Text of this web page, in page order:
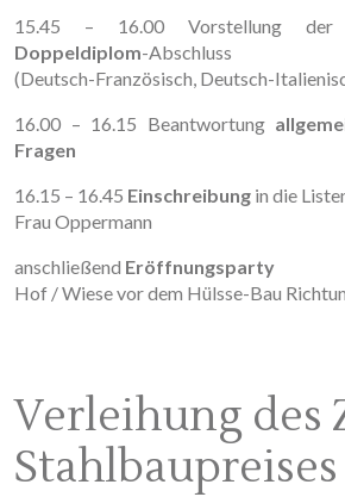
15.45 – 16.00 Vorstellung der
Doppeldiplom-Abschluss
(Deutsch-Französisch, Deutsch-
16.00 – 16.15 Beantwortung
Fragen
16.15 – 16.45 Einschreibung in die
Frau Oppermann
anschließend Eröffnungsparty
Hof / Wiese vor dem Hülsse-Bau
Verleihung des
Stahlbaupreises